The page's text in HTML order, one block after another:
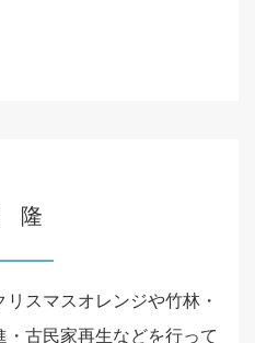
隆
スマスオレンジや竹林・
古民家再生などを行って